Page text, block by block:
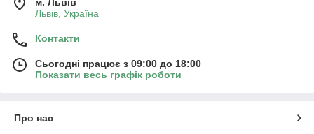
Львів, Україна
Контакти
Сьогодні працює з 09:00 до 18:00
Показати весь графік роботи
Про нас